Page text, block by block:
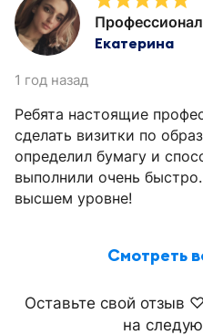
Екатерина
1 год назад
Ребята настоящие
сделать визитки по
определил бумагу и
выполнили очень
высшем уровне!
Смотреть
Оставьте свой отзыв
на